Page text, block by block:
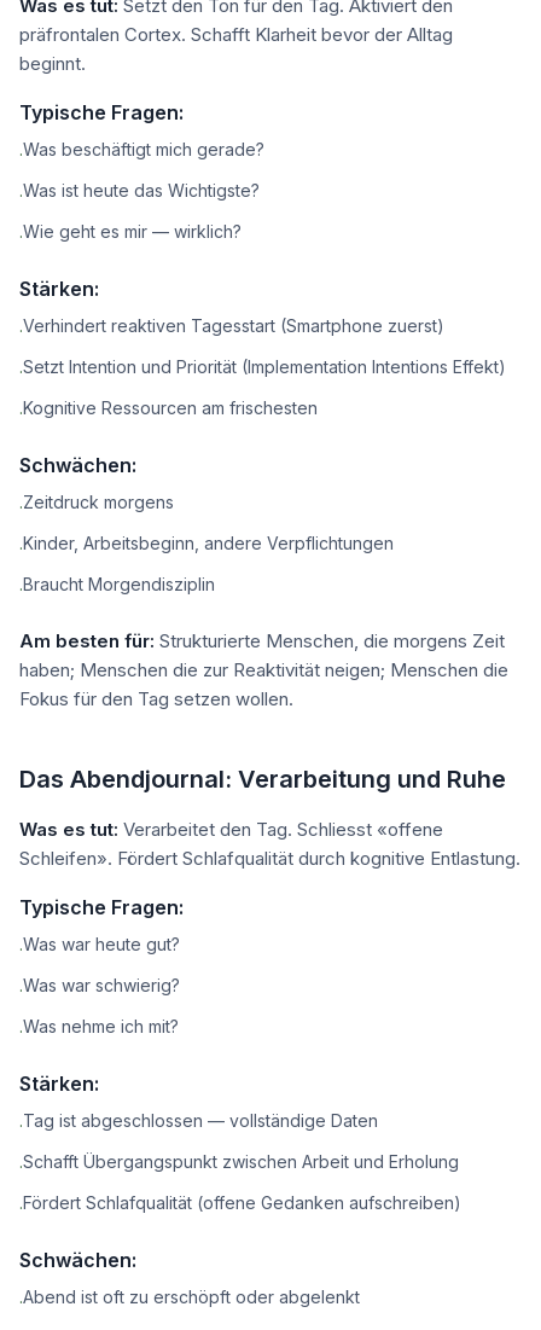
Was es tut: Setzt den Ton für den Tag. Aktiviert den
präfrontalen Cortex. Schafft Klarheit bevor der Alltag
beginnt.
Typische Fragen:
·Was beschäftigt mich gerade?
·Was ist heute das Wichtigste?
·Wie geht es mir — wirklich?
Stärken:
·Verhindert reaktiven Tagesstart (Smartphone zuerst)
·Setzt Intention und Priorität (Implementation Intentions Effekt)
·Kognitive Ressourcen am frischesten
Schwächen:
·Zeitdruck morgens
·Kinder, Arbeitsbeginn, andere Verpflichtungen
·Braucht Morgendisziplin
Am besten für: Strukturierte Menschen, die morgens Zeit
haben; Menschen die zur Reaktivität neigen; Menschen die
Fokus für den Tag setzen wollen.
Das Abendjournal: Verarbeitung und Ruhe
Was es tut: Verarbeitet den Tag. Schliesst «offene
Schleifen». Fördert Schlafqualität durch kognitive Entlastung.
Typische Fragen:
·Was war heute gut?
·Was war schwierig?
·Was nehme ich mit?
Stärken:
·Tag ist abgeschlossen — vollständige Daten
·Schafft Übergangspunkt zwischen Arbeit und Erholung
·Fördert Schlafqualität (offene Gedanken aufschreiben)
Schwächen:
·Abend ist oft zu erschöpft oder abgelenkt